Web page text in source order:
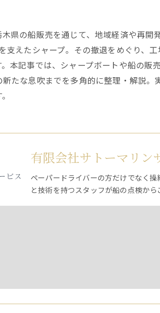
木県の船販売を通じて、地域経済や再
支えたシャープ。その撤退をめぐり、
本記事では、シャープボートや船の
たな息吹までを多角的に整理・解説
有限会社サトーマリン
ペーパードライバーの方だけでなく
と技術を持つスタッフが船の点検か